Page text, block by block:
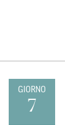
GIORNO
7